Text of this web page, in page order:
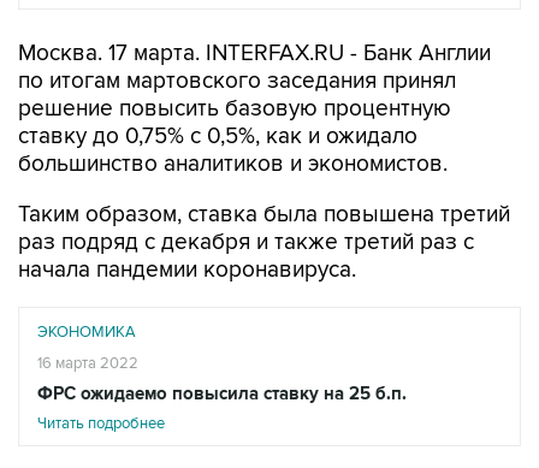
Москва. 17 марта. INTERFAX.RU - Банк Англии
по итогам мартовского заседания принял
решение повысить базовую процентную
ставку до 0,75% с 0,5%, как и ожидало
большинство аналитиков и экономистов.
Таким образом, ставка была повышена третий
раз подряд с декабря и также третий раз с
начала пандемии коронавируса.
ЭКОНОМИКА
16 марта 2022
ФРС ожидаемо повысила ставку на 25 б.п.
Читать подробнее